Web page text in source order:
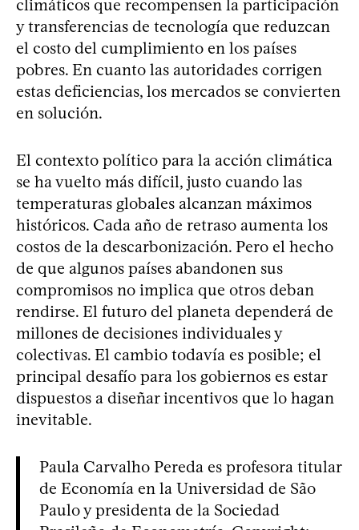
climáticos que recompensen la participación
y transferencias de tecnología que reduzcan
el costo del cumplimiento en los países
pobres. En cuanto las autoridades corrigen
estas deficiencias, los mercados se convierten
en solución.
El contexto político para la acción climática
se ha vuelto más difícil, justo cuando las
temperaturas globales alcanzan máximos
históricos. Cada año de retraso aumenta los
costos de la descarbonización. Pero el hecho
de que algunos países abandonen sus
compromisos no implica que otros deban
rendirse. El futuro del planeta dependerá de
millones de decisiones individuales y
colectivas. El cambio todavía es posible; el
principal desafío para los gobiernos es estar
dispuestos a diseñar incentivos que lo hagan
inevitable.
Paula Carvalho Pereda es profesora titular
de Economía en la Universidad de São
Paulo y presidenta de la Sociedad